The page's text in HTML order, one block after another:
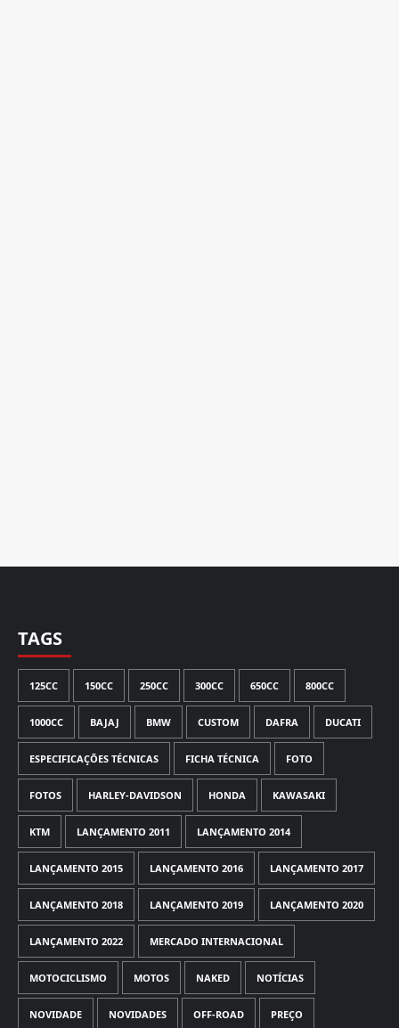
TAGS
125CC 150CC 250CC 300CC 650CC 800CC
1000CC BAJAJ BMW CUSTOM DAFRA DUCATI
ESPECIFICAÇÕES TÉCNICAS FICHA TÉCNICA FOTO
FOTOS HARLEY-DAVIDSON HONDA KAWASAKI
KTM LANÇAMENTO 2011 LANÇAMENTO 2014
LANÇAMENTO 2015 LANÇAMENTO 2016 LANÇAMENTO 2017
LANÇAMENTO 2018 LANÇAMENTO 2019 LANÇAMENTO 2020
LANÇAMENTO 2022 MERCADO INTERNACIONAL
MOTOCICLISMO MOTOS NAKED NOTÍCIAS
NOVIDADE NOVIDADES OFF-ROAD PREÇO